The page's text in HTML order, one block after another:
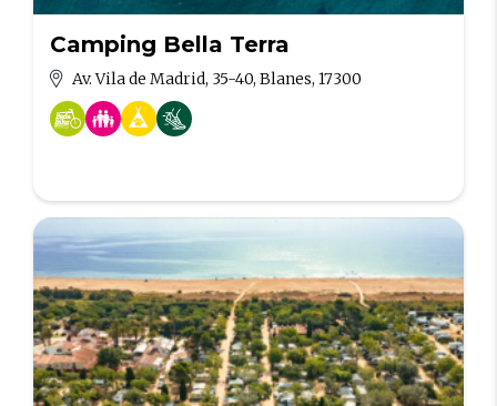
Camping Bella Terra
Av. Vila de Madrid, 35-40, Blanes, 17300